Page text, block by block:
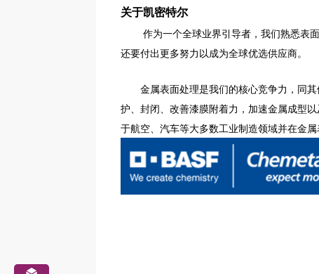
关于凯密特尔
作为一个全球业界引导者，我们熟悉表
还要付出更多努力以成为全球优选供应商。
金属表面处理是我们的核心竞争力，同其
护、封闭、改善漆膜附着力，加速金属成型
于航空、汽车等大多数工业制造领域并在金属